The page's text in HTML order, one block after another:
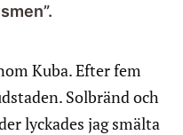
Kuba. Efter fem
Solbränd och
lyckades jag smälta